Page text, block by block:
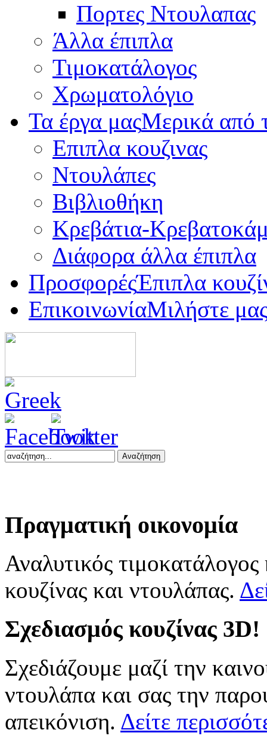
Πορτες Ντουλαπας
Άλλα έπιπλα
Τιμοκατάλογος
Χρωματολόγιο
Τα έργα μαςΜερικά από
Επιπλα κουζινας
Ντουλάπες
Βιβλιοθήκη
Κρεβάτια-
Διάφορα άλλα έπιπλα
ΠροσφορέςΈπιπλα
ΕπικοινωνίαΜιλήστε
Αναζήτηση
Πραγματική οικονομία
Αναλυτικός
κουζίνας και ντουλάπας.
Σχεδιασμός κουζίνας 3D!
Σχεδιάζουμε μαζί την
ντουλάπα και σας την
απεικόνιση. Δείτε